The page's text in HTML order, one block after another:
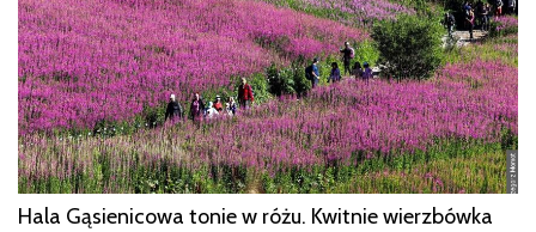
Hala Gąsienicowa tonie w różu. Kwitnie wierzbówka